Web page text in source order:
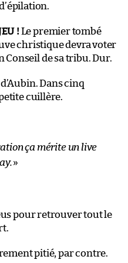
! Le premier tombé
christique devra voter
de sa tribu. Dur.
Dans cinq
cuillère.
ça mérite un live
»
pour retrouver tout le
pitié, par contre.